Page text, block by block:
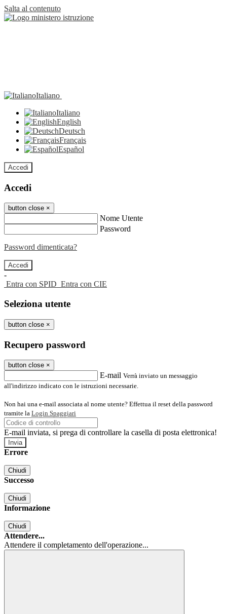
Salta al contenuto
Italiano
Italiano
English
Deutsch
Français
Español
Accedi
Accedi
button close ×
Nome Utente
Password
Password dimenticata?
-
Entra con SPID Entra con CIE
Seleziona utente
button close ×
Recupero password
button close ×
E-mail Verrà inviato un messaggio
all'indirizzo indicato con le istruzioni necessarie.
Non hai una e-mail associata al nome utente? Effettua il reset della password
tramite la Login Spaggiari
E-mail inviata, si prega di controllare la casella di posta elettronica!
Errore
Chiudi
Successo
Chiudi
Informazione
Chiudi
Attendere...
Attendere il completamento dell'operazione...